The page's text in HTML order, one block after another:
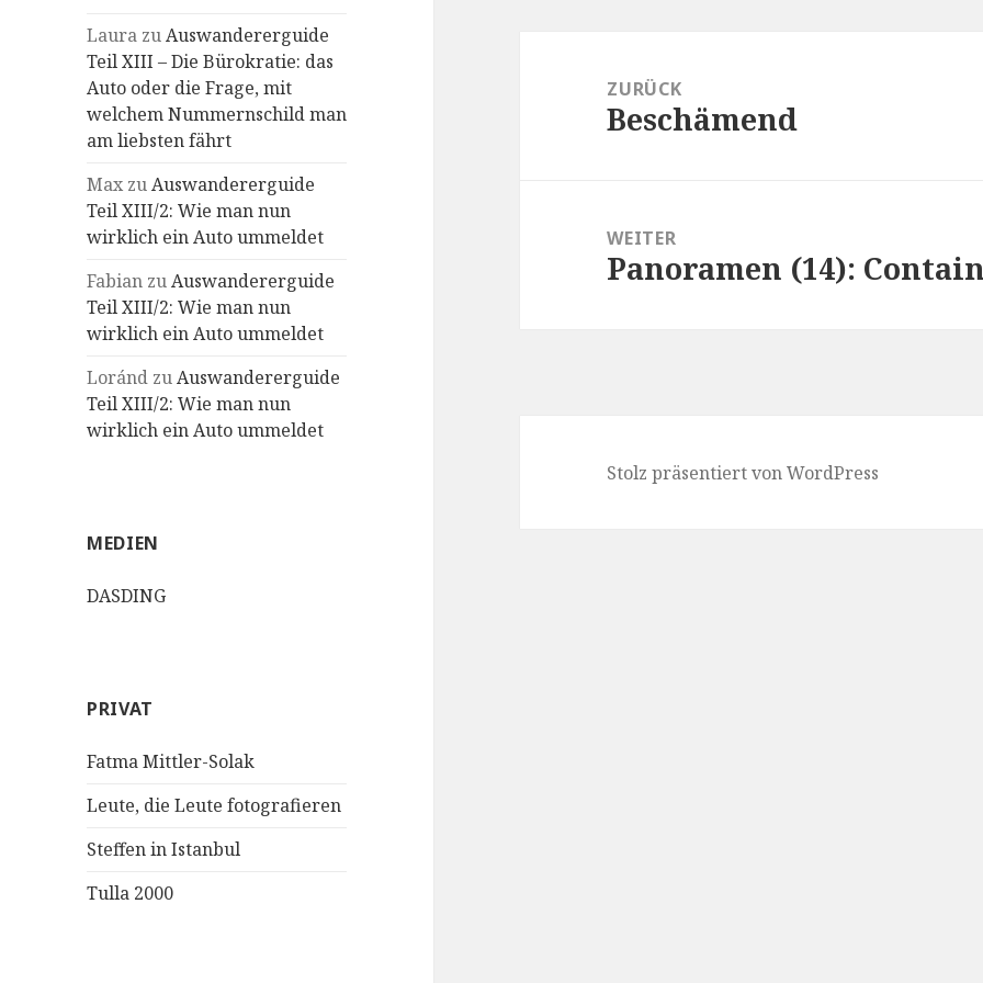
Laura zuAuswandererguide
Teil XIII – Die Bürokratie: das
Auto oder die Frage, mit
welchem Nummernschild man
am liebsten fährt
Max zuAuswandererguide
Teil XIII/2: Wie man nun
wirklich ein Auto ummeldet
Fabian zuAuswandererguide
Teil XIII/2: Wie man nun
wirklich ein Auto ummeldet
Loránd zuAuswandererguide
Teil XIII/2: Wie man nun
wirklich ein Auto ummeldet
MEDIEN
DASDING
PRIVAT
Fatma Mittler-Solak
Leute, die Leute fotografieren
Steffen in Istanbul
Tulla 2000
ZURÜCK
Vorheriger
Beschämend
WEITER
Nächster
Panoramen (14):
Stolz präsentiert von WordPress